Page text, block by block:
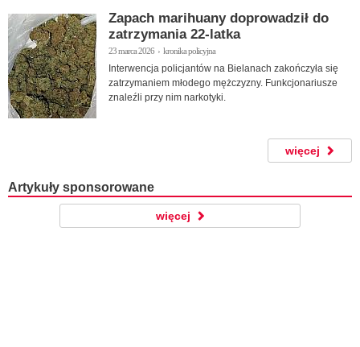
Zapach marihuany doprowadził do
zatrzymania 22-latka
23 marca 2026 › kronika policyjna
Interwencja policjantów na Bielanach zakończyła się
zatrzymaniem młodego mężczyzny. Funkcjonariusze
znaleźli przy nim narkotyki.
więcej
Artykuły sponsorowane
więcej